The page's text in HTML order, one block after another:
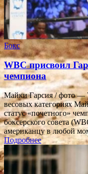
Бокс
WBC присвоил
чемпиона
Майки Гарсия / фото —
весовых категориях
статус «почетного»
боксерского совета
американцу в любой
Подробнее